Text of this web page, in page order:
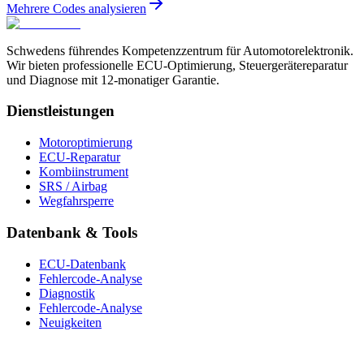
Mehrere Codes analysieren
Schwedens führendes Kompetenzzentrum für Automotorelektronik.
Wir bieten professionelle ECU-Optimierung, Steuergerätereparatur
und Diagnose mit 12-monatiger Garantie.
Dienstleistungen
Motoroptimierung
ECU-Reparatur
Kombiinstrument
SRS / Airbag
Wegfahrsperre
Datenbank & Tools
ECU-Datenbank
Fehlercode-Analyse
Diagnostik
Fehlercode-Analyse
Neuigkeiten